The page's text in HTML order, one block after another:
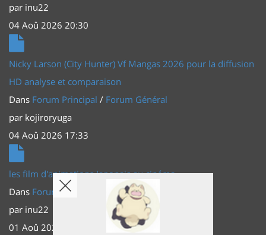
par inu22
04 Aoû 2026 20:30
Nicky Larson (City Hunter) Vf Mangas 2026 pour la diffusion
HD analyse et comparaison
Dans Forum Principal / Forum Général
par kojiroryuga
04 Aoû 2026 17:33
les film d'animations Japonais au cinéma
Dans Forum Principal
Actus (TV, vidéo, web)
par inu22
01 Aoû 2026 20:56